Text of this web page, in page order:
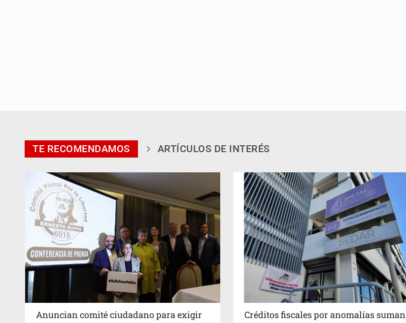
TE RECOMENDAMOS ARTÍCULOS DE INTERÉS
Anuncian comité ciudadano para exigir
Créditos fiscales por anomalías suman